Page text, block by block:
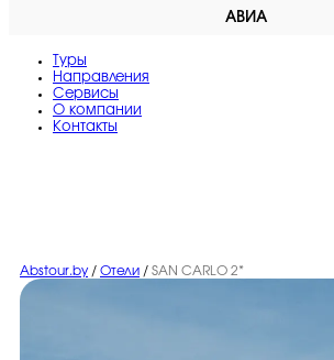
АВИА
Туры
Направления
Сервисы
O компании
Контакты
Abstour.by / Отели / SAN CARLO 2*